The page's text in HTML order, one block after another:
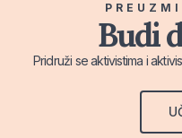
Budi
Pridruži se aktivistima i